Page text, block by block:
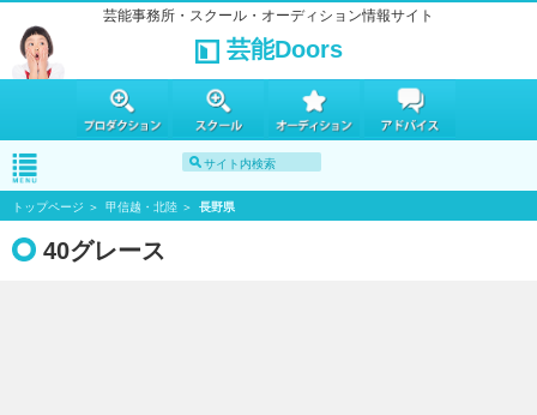
芸能事務所・スクール・オーディション情報サイト
芸能Doors
トップページ 甲信越・北陸 長野県
40グレース